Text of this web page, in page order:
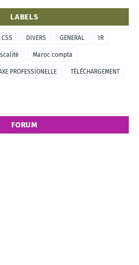
LABELS
CSS DIVERS GENERAL IR
Maroc compta
PROFESSIONELLE TÉLÉCHARGEMENT
FORUM